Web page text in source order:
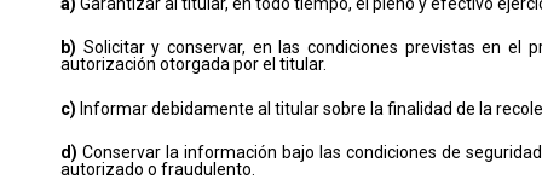
b) Solicitar y conservar, en las condiciones previstas en el
autorización otorgada por el titular.
c) Informar debidamente al titular sobre la finalidad de la
d) Conservar la información bajo las condiciones de
autorizado o fraudulento.